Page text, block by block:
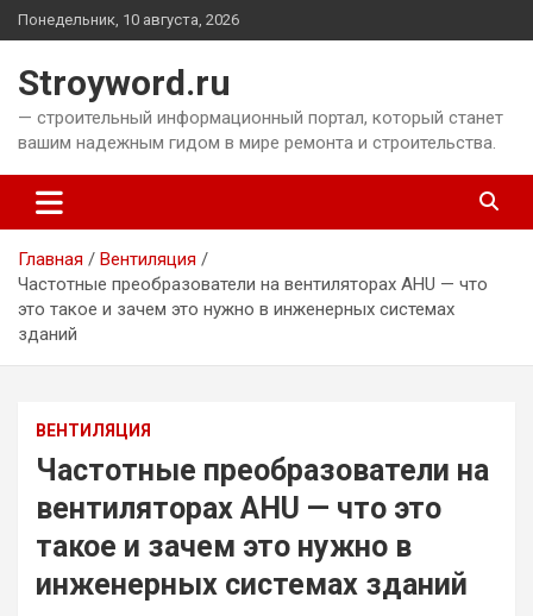
Перейти
к
Понедельник, 10 августа, 2026
Stroyword.ru
— строительный информационный портал, который станет
вашим надежным гидом в мире ремонта и строительства.
Главная
Вентиляция
Частотные преобразователи на вентиляторах AHU — что
это такое и зачем это нужно в инженерных системах
зданий
ВЕНТИЛЯЦИЯ
Частотные преобразователи на
вентиляторах AHU — что это
такое и зачем это нужно в
инженерных системах зданий